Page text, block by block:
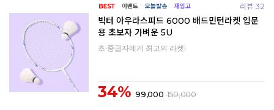
리뷰 32
빅터 아우라스피드 6000 배드민턴라켓 입문
용 초보자 가벼운 5U
초·중급자에게 최고의 라켓!
34% 99,000 150,000